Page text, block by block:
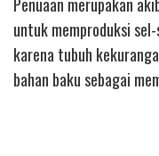
untuk memproduksi
karena tubuh
bahan baku sebagai